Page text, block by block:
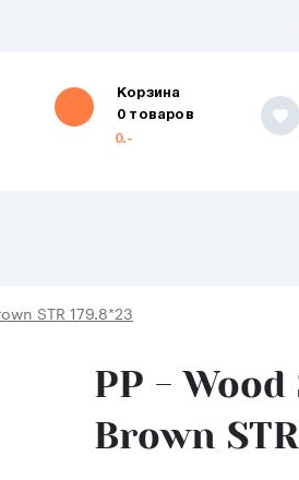
Корзина
0 товаров
0.-
STR 179.8*23
PP - Wood
Brown